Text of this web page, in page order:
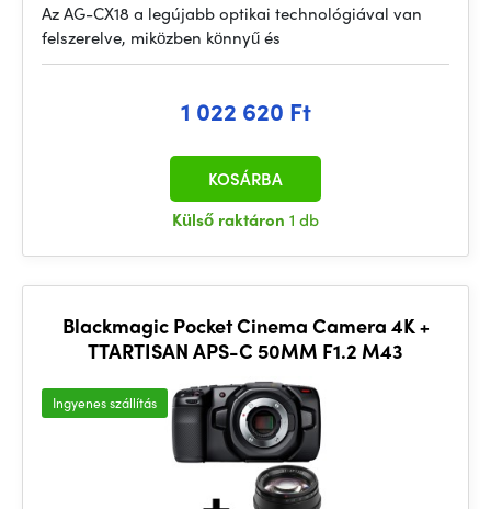
Az AG-CX18 a legújabb optikai technológiával van
felszerelve, miközben könnyű és
1 022 620 Ft
Külső raktáron 1 db
KOSÁRBA
Blackmagic Pocket Cinema Camera 4K +
TTARTISAN APS-C 50MM F1.2 M43
Ingyenes szállítás